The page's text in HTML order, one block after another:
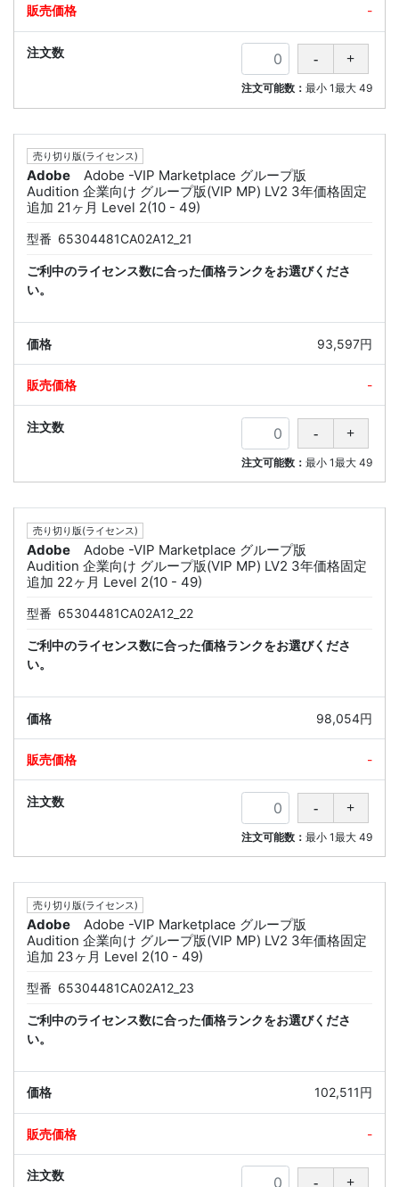
-
注文可能数： 最小 1最大 49
売り切り版(ライセンス)
Adobe
Adobe -VIP Marketplace グループ版
Audition 企業向け グループ版(VIP MP) LV2 3年価格固定
追加 21ヶ月 Level 2(10 - 49)
型番 65304481CA02A12_21
ご利中のライセンス数に合った価格ランクをお選びくださ
い。
93,597円
-
注文可能数： 最小 1最大 49
売り切り版(ライセンス)
Adobe
Adobe -VIP Marketplace グループ版
Audition 企業向け グループ版(VIP MP) LV2 3年価格固定
追加 22ヶ月 Level 2(10 - 49)
型番 65304481CA02A12_22
ご利中のライセンス数に合った価格ランクをお選びくださ
い。
98,054円
-
注文可能数： 最小 1最大 49
売り切り版(ライセンス)
Adobe
Adobe -VIP Marketplace グループ版
Audition 企業向け グループ版(VIP MP) LV2 3年価格固定
追加 23ヶ月 Level 2(10 - 49)
型番 65304481CA02A12_23
ご利中のライセンス数に合った価格ランクをお選びくださ
い。
102,511円
-